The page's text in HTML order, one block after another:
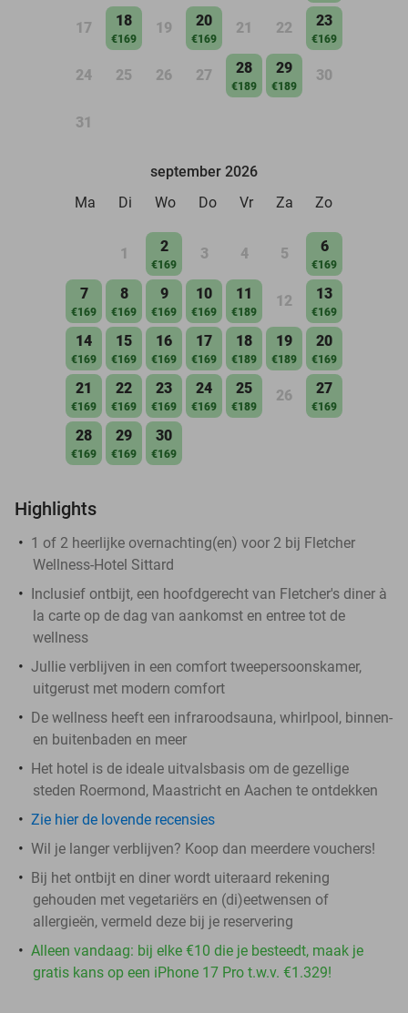
17 18
€169
19 20
€169
21 22 23
€169
24 25 26 27 28
€189
29
€189
30
31
september 2026
Ma
Di Wo Do Vr Za Zo
1 2
€169
3 4 5 6
€169
7
€169
8
€169
9
€169
10
€169
11
€189
12 13
€169
14
€169
15
€169
16
€169
17
€169
18
€189
19
€189
20
€169
21
€169
22
€169
23
€169
24
€169
25
€189
26 27
€169
28
€169
29
€169
30
€169
Highlights
1 of 2 heerlijke overnachting(en) voor 2 bij Fletcher
Wellness-Hotel Sittard
Inclusief ontbijt, een hoofdgerecht van Fletcher's diner à
la carte op de dag van aankomst en entree tot de
wellness
Jullie verblijven in een comfort tweepersoonskamer,
uitgerust met modern comfort
De wellness heeft een infraroodsauna, whirlpool, binnen-
en buitenbaden en meer
Het hotel is de ideale uitvalsbasis om de gezellige
steden Roermond, Maastricht en Aachen te ontdekken
Zie hier de lovende recensies
Wil je langer verblijven? Koop dan meerdere vouchers!
Bij het ontbijt en diner wordt uiteraard rekening
gehouden met vegetariërs en (di)eetwensen of
allergieën, vermeld deze bij je reservering
Alleen vandaag: bij elke €10 die je besteedt, maak je
gratis kans op een iPhone 17 Pro t.w.v. €1.329!